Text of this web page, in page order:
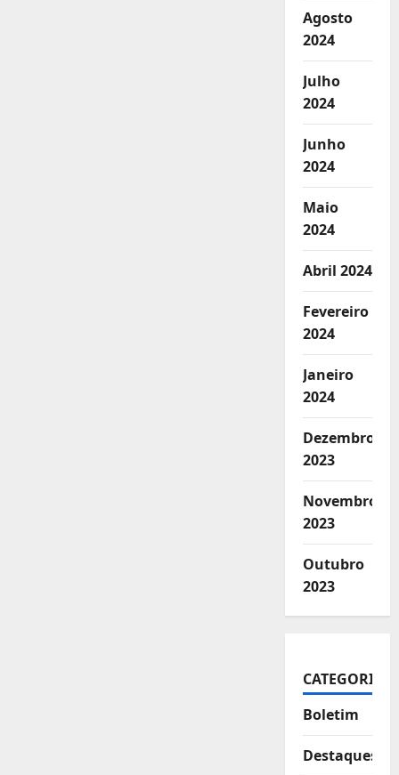
Agosto
2024
Julho
2024
Junho
2024
Maio
2024
Abril 2024
Fevereiro
2024
Janeiro
2024
Dezembro
2023
Novembro
2023
Outubro
2023
CATEGORIAS
Boletim
Destaques